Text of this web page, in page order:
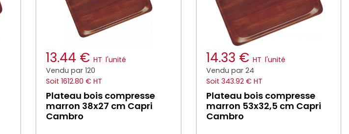
13.44 € HT l'unité
Vendu par 120
Soit 1612.80 € HT
Plateau bois compresse
marron 38x27 cm Capri
Cambro
14.33 € HT l'unité
Vendu par 24
Soit 343.92 € HT
Plateau bois compresse
marron 53x32,5 cm Capri
Cambro